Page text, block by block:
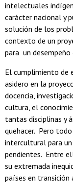
intelectuales
carácter nacional y
solución de los
contexto de un
para un
El cumplimiento de
asidero en la
docencia,
cultura, el
tantas disciplinas y
quehacer. Pero
intercultural para un
pendientes. Entre
su extremada
países en transición